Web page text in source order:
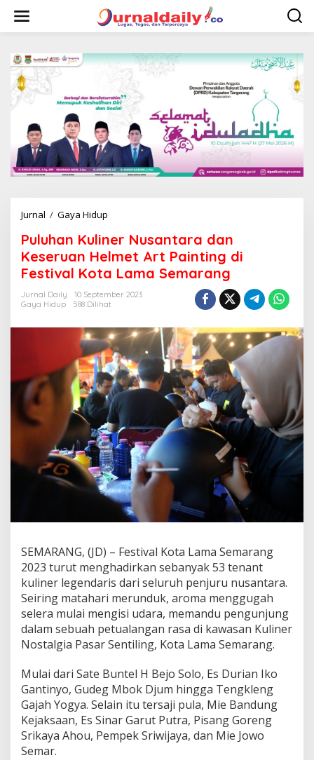
w
Jurnal / Gaya Hidup
l
u
h
a
n
K
l
i
n
e
r
N
u
s
a
n
t
a
r
a
d
e
s
e
u
a
n
H
l
m
e
t
A
r
Puluhan Kuliner Nusantara dan
Keseruan Helmet Art Painting di
Festival Kota Lama Semarang
Jurnal Daily
10 September 2023
Gaya Hidup
588 Dilihat
SEMARANG, (JD) – Festival Kota Lama Semarang
2023 turut menghadirkan sebanyak 53 tenant
kuliner legendaris dari seluruh penjuru nusantara.
Seiring matahari merunduk, aroma menggugah
selera mulai mengisi udara, memandu pengunjung
dalam sebuah petualangan rasa di kawasan Kuliner
Nostalgia Pasar Sentiling, Kota Lama Semarang.
Mulai dari Sate Buntel H Bejo Solo, Es Durian Iko
Gantinyo, Gudeg Mbok Djum hingga Tengkleng
Gajah Yogya. Selain itu tersaji pula, Mie Bandung
Kejaksaan, Es Sinar Garut Putra, Pisang Goreng
Srikaya Ahou, Pempek Sriwijaya, dan Mie Jowo
Semar.